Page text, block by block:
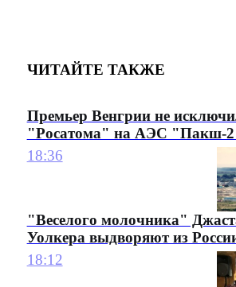
ЧИТАЙТЕ ТАКЖЕ
Премьер Венгрии не
"Росатома" на АЭС "Пакш-
18:36
"Веселого молочника"
Уолкера выдворяют из
18:12